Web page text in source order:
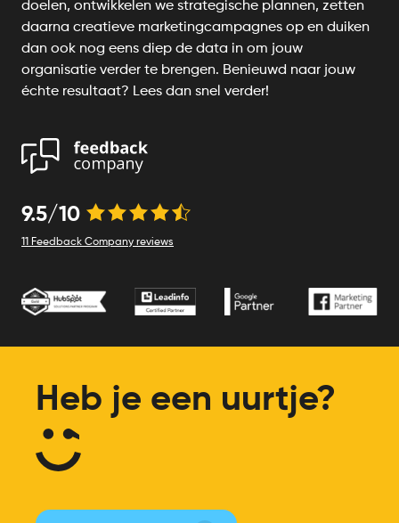
doelen, ontwikkelen we strategische plannen, zetten
daarna creatieve marketingcampagnes op en duiken
dan ook nog eens diep de data in om jouw
organisatie verder te brengen. Benieuwd naar jouw
échte resultaat? Lees dan snel verder!
9.5/10
11 Feedback Company reviews
Heb je een uurtje?